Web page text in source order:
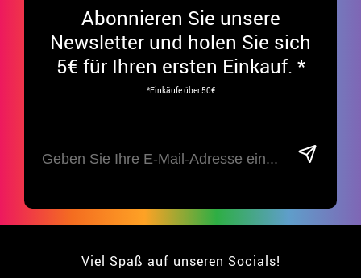
Abonnieren Sie unsere
Newsletter und holen Sie sich
5€ für Ihren ersten Einkauf. *
*Einkäufe über 50€
Viel Spaß auf unseren Socials!